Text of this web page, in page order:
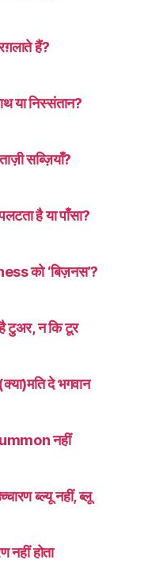
हैं?
या निस्संतान?
सब्ज़ियाँ?
है या पाँसा?
को ‘बिज़नस’?
टुअर, न कि टूर
दे भगवान
नहीं
ब्ल्यू नहीं, ब्लू
होता